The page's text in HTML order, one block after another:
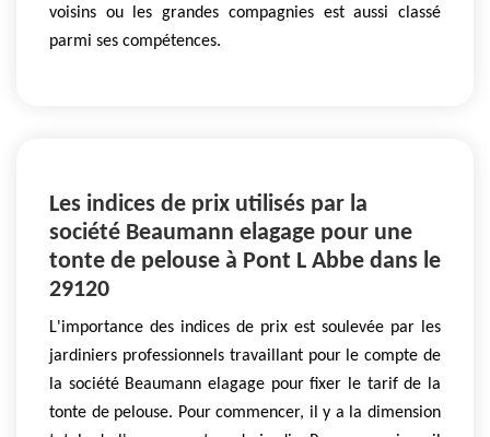
voisins ou les grandes compagnies est aussi classé
parmi ses compétences.
Les indices de prix utilisés par la
société Beaumann elagage pour une
tonte de pelouse à Pont L Abbe dans le
29120
L'importance des indices de prix est soulevée par les
jardiniers professionnels travaillant pour le compte de
la société Beaumann elagage pour fixer le tarif de la
tonte de pelouse. Pour commencer, il y a la dimension